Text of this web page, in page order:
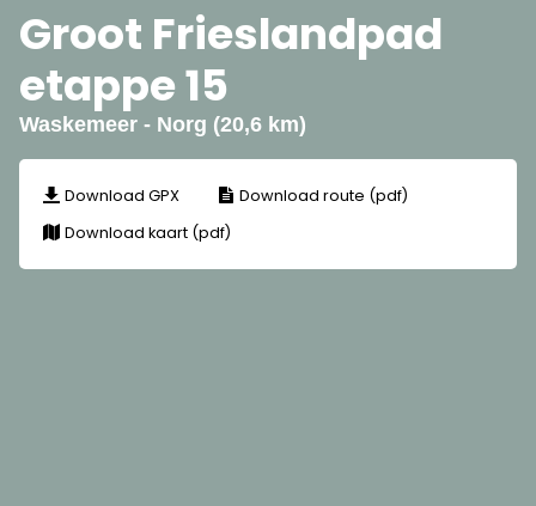
Groot Frieslandpad
etappe 15
Waskemeer - Norg (20,6 km)
Download GPX
Download route (pdf)
Download kaart (pdf)